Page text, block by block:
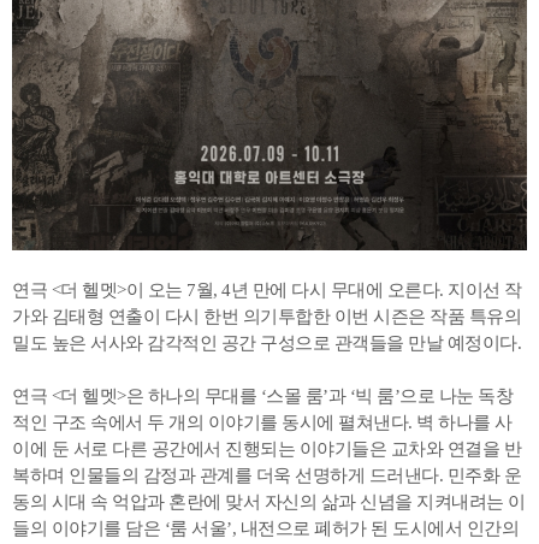
연극 <더 헬멧>이 오는 7월, 4년 만에 다시 무대에 오른다. 지이선 작
가와 김태형 연출이 다시 한번 의기투합한 이번 시즌은 작품 특유의
밀도 높은 서사와 감각적인 공간 구성으로 관객들을 만날 예정이다.
연극 <더 헬멧>은 하나의 무대를 ‘스몰 룸’과 ‘빅 룸’으로 나눈 독창
적인 구조 속에서 두 개의 이야기를 동시에 펼쳐낸다. 벽 하나를 사
이에 둔 서로 다른 공간에서 진행되는 이야기들은 교차와 연결을 반
복하며 인물들의 감정과 관계를 더욱 선명하게 드러낸다. 민주화 운
동의 시대 속 억압과 혼란에 맞서 자신의 삶과 신념을 지켜내려는 이
들의 이야기를 담은 ‘룸 서울’, 내전으로 폐허가 된 도시에서 인간의